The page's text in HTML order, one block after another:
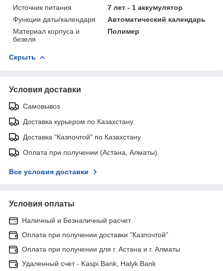
Источник питания
7 лет - 1 аккумулятор
Функции даты/календаря
Автоматический календарь
Материал корпуса и
безеля
Полимер
Скрыть
Условия доставки
Самовывоз
Доставка курьером по Казахстану.
Доставка "Казпочтой" по Казахстану
Оплата при получении (Астана, Алматы).
Все условия доставки
Условия оплаты
Наличный и Безналичный расчет
Оплата при получении доставки "Казпочтой"
Оплата при получении для г. Астана и г. Алматы
Удаленный счет - Kaspi Bank, Halyk Bank